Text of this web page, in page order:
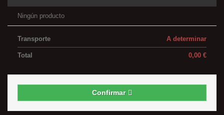
Ningún producto
A determinar
Transporte
0,00 €
Total
Confirmar